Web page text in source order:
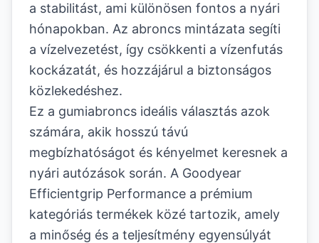
a stabilitást, ami különösen fontos a nyári
hónapokban. Az abroncs mintázata segíti
a vízelvezetést, így csökkenti a vízenfutás
kockázatát, és hozzájárul a biztonságos
közlekedéshez.
Ez a gumiabroncs ideális választás azok
számára, akik hosszú távú
megbízhatóságot és kényelmet keresnek a
nyári autózások során. A Goodyear
Efficientgrip Performance a prémium
kategóriás termékek közé tartozik, amely
a minőség és a teljesítmény egyensúlyát